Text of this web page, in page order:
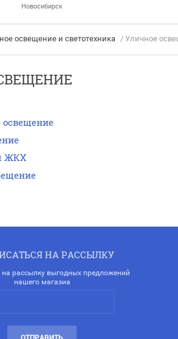
Новосибирск
освещение и светотехника / Уличное
освещение
ЖКХ
НА РАССЫЛКУ
на рассылку выгодных предложений
нашего магазиа